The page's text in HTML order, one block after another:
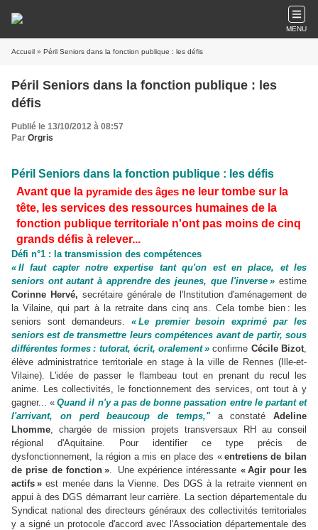
MENU
Accueil » Péril Seniors dans la fonction publique : les défis
Péril Seniors dans la fonction publique : les
défis
Publié le 13/10/2012 à 08:57
Par Orgris
Péril Seniors dans la fonction publique : les défis
Avant que la pyramide des âges ne leur tombe sur la
tête, les services des ressources humaines de la
fonction publique territoriale n'ont pas moins de cinq
grands défis à relever...
Défi n°1 : la transmission des compétences
« Il faut capter notre expertise tant qu'on est en place, et les
seniors ont autant à apprendre des jeunes, que l'inverse » estime
Corinne Hervé, secrétaire générale de l'Institution d'aménagement de
la Vilaine, qui part à la retraite dans cinq ans. Cela tombe bien : les
seniors sont demandeurs. « Le premier besoin exprimé par les
seniors est de transmettre leurs compétences avant de partir, sous
différentes formes : tutorat, écrit, oralement » confirme Cécile Bizot,
élève administratrice territoriale en stage à la ville de Rennes (Ille-et-
Vilaine). L'idée de passer le flambeau tout en prenant du recul les
anime. Les collectivités, le fonctionnement des services, ont tout à y
gagner... « Quand il n'y a pas de bonne passation entre le partant et
l'arrivant, on perd beaucoup de temps," a constaté Adeline
Lhomme, chargée de mission projets transversaux RH au conseil
régional d'Aquitaine. Pour identifier ce type précis de
dysfonctionnement, la région a mis en place des «entretiens de bilan
de prise de fonction ». Une expérience intéressante « Agir pour les
actifs » est menée dans la Vienne. Des DGS à la retraite viennent en
appui à des DGS démarrant leur carrière. La section départementale du
Syndicat national des directeurs généraux des collectivités territoriales
y a signé un protocole d'accord avec l'Association départementale des